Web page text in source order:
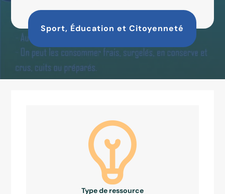
Sport, Éducation et Citoyenneté
Type de ressource